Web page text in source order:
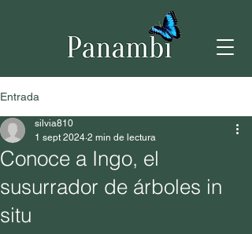
Entrada
Conoce a Ingo, el
susurrador de árboles in
situ
silvia810
1 sept 2024 2 min de lectura